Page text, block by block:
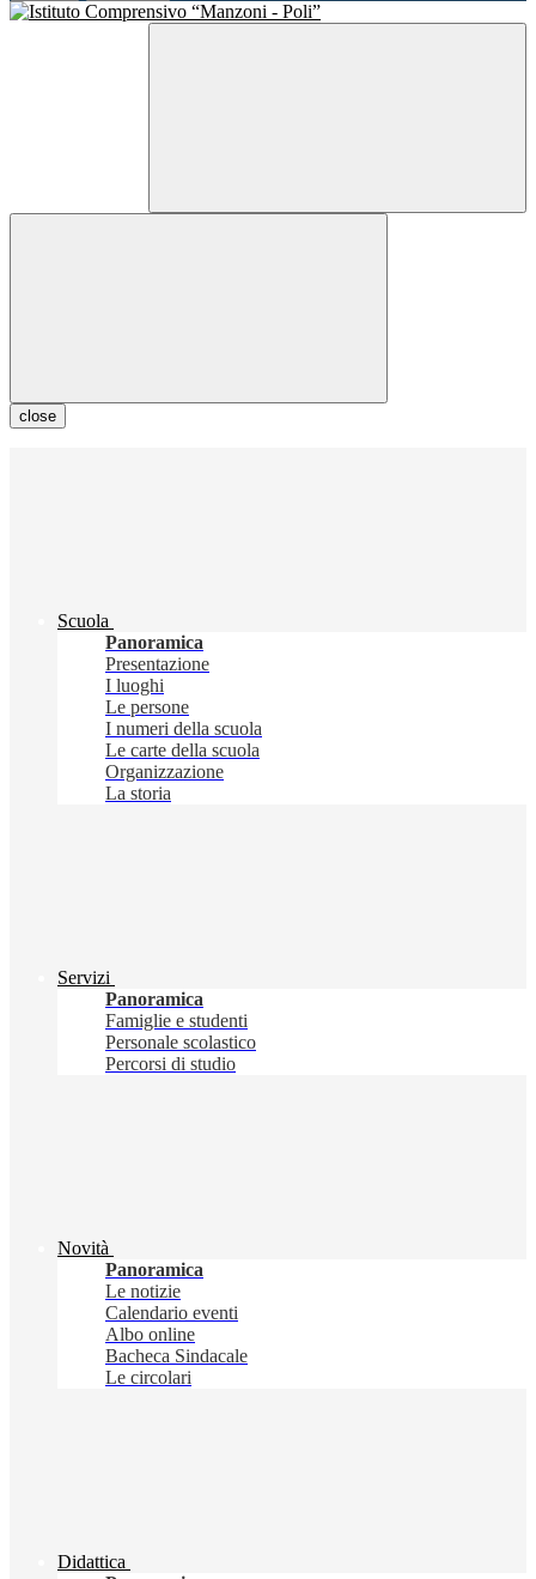
close
Scuola
Panoramica
Presentazione
I luoghi
Le persone
I numeri della scuola
Le carte della scuola
Organizzazione
La storia
Servizi
Panoramica
Famiglie e studenti
Personale scolastico
Percorsi di studio
Novità
Panoramica
Le notizie
Calendario eventi
Albo online
Bacheca Sindacale
Le circolari
Didattica